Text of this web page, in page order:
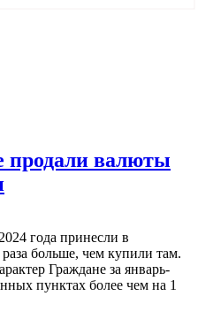
продали валюты
года принесли в
больше, чем купили там.
Граждане за январь-
пунктах более чем на 1